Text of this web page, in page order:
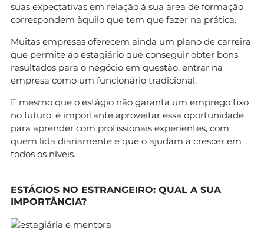
suas expectativas em relação à sua área de formação
correspondem àquilo que tem que fazer na prática.
Muitas empresas oferecem ainda um plano de carreira
que permite ao estagiário que conseguir obter bons
resultados para o negócio em questão, entrar na
empresa como um funcionário tradicional.
E mesmo que o estágio não garanta um emprego fixo
no futuro, é importante aproveitar essa oportunidade
para aprender com profissionais experientes, com
quem lida diariamente e que o ajudam a crescer em
todos os níveis.
ESTÁGIOS NO ESTRANGEIRO: QUAL A SUA
IMPORTÂNCIA?